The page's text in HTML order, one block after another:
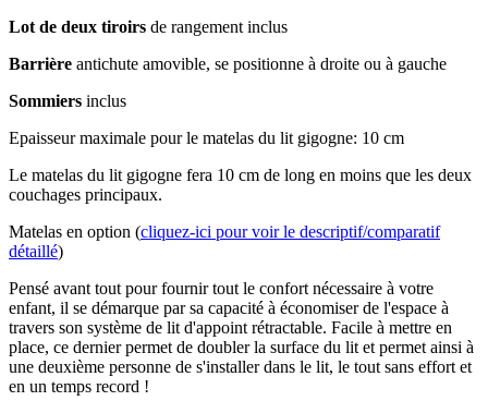
Lot de deux tiroirs de rangement inclus
Barrière antichute amovible, se positionne à droite ou à gauche
Sommiers inclus
Epaisseur maximale pour le matelas du lit gigogne: 10 cm
Le matelas du lit gigogne fera 10 cm de long en moins que les deux
couchages principaux.
Matelas en option (cliquez-ici pour voir le descriptif/comparatif
détaillé)
Pensé avant tout pour fournir tout le confort nécessaire à votre
enfant, il se démarque par sa capacité à économiser de l'espace à
travers son système de lit d'appoint rétractable. Facile à mettre en
place, ce dernier permet de doubler la surface du lit et permet ainsi à
une deuxième personne de s'installer dans le lit, le tout sans effort et
en un temps record !